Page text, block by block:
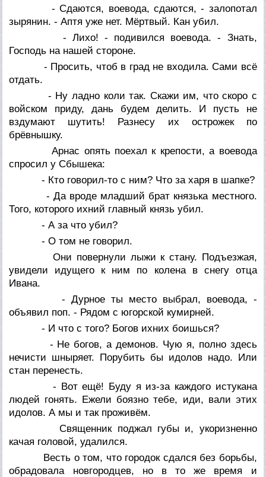
- Сдаются, воевода, сдаются, - залопотал
зырянин. - Аптя уже нет. Мёртвый. Кан убил.
- Лихо! - подивился воевода. - Знать,
Господь на нашей стороне.
- Просить, чтоб в град не входила. Сами всё
отдать.
- Ну ладно коли так. Скажи им, что скоро с
войском приду, дань будем делить. И пусть не
вздумают шутить! Разнесу их острожек по
брёвнышку.
Арнас опять поехал к крепости, а воевода
спросил у Сбышека:
- Кто говорил-то с ним? Что за харя в шапке?
- Да вроде младший брат князька местного.
Того, которого ихний главный князь убил.
- А за что убил?
- О том не говорил.
Они повернули лыжи к стану. Подъезжая,
увидели идущего к ним по колена в снегу отца
Ивана.
- Дурное ты место выбрал, воевода, -
объявил поп. - Рядом с югорской кумирней.
- И что с того? Богов ихних боишься?
- Не богов, а демонов. Чую я, полно здесь
нечисти шныряет. Порубить бы идолов надо. Или
стан перенесть.
- Вот ещё! Буду я из-за каждого истукана
людей гонять. Ежели боязно тебе, иди, вали этих
идолов. А мы и так проживём.
Священник поджал губы и, укоризненно
качая головой, удалился.
Весть о том, что городок сдался без борьбы,
обрадовала новгородцев, но в то же время и